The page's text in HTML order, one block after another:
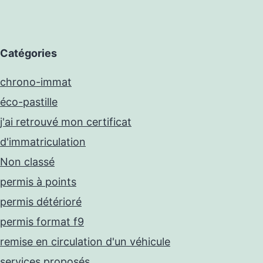
Catégories
chrono-immat
éco-pastille
j'ai retrouvé mon certificat
d'immatriculation
Non classé
permis à points
permis détérioré
permis format f9
remise en circulation d'un véhicule